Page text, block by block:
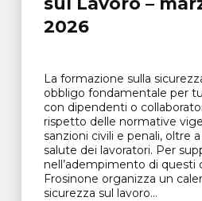
2026
La formazione sulla
obbligo fondamentale per
con dipendenti o
rispetto delle normative
sanzioni civili e penali, oltre
salute dei lavoratori. Per
nell’adempimento di questi
Frosinone organizza un
sicurezza sul lavoro...